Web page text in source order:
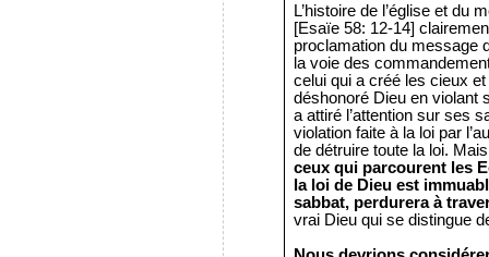
L’histoire de l’église et du
[Esaïe 58: 12-14]
proclamation du message
la voie des
celui qui a créé les cieux
déshonoré Dieu en violant
a attiré l’attention sur ses
violation faite à la loi par
de détruire toute la loi.
ceux qui parcourent les
la loi de Dieu est
sabbat, perdurera à
vrai Dieu qui se distingue